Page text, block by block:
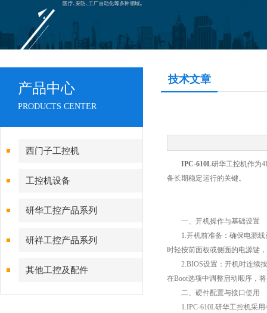
产品中心
PRODUCTS CENTER
西门子工控机
工控机设备
研华工控产品系列
研祥工控产品系列
其他工控及配件
技术文章
IPC-610L研华工控机作为
备长期稳定运行的关键。
一、开机操作与基础设置
1.开机前准备：确保电源线
时轻按前面板或侧面的电源键
2.BIOS设置：开机时连续按下
在Boot选项中调整启动顺序，
二、硬件配置与接口使用
1.IPC-610L研华工控机采用